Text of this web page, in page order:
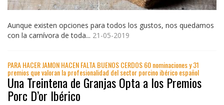
Aunque existen opciones para todos los gustos, nos quedamos
con la carnívora de toda... 21-05-2019
PARA HACER JAMON HACEN FALTA BUENOS CERDOS 60 nominaciones y 31
premios que valoran la profesionalidad del sector porcino ibérico español
Una Treintena de Granjas Opta a los Premios
Porc D’or Ibérico